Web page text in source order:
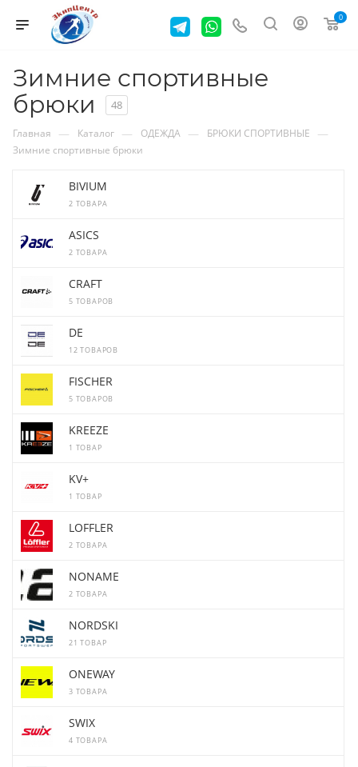
0
Зимние спортивные
брюки
48
Главная — Каталог — ОДЕЖДА — БРЮКИ СПОРТИВНЫЕ —
Зимние спортивные брюки
BIVIUM
2 ТОВАРА
ASICS
2 ТОВАРА
CRAFT
5 ТОВАРОВ
DE
12 ТОВАРОВ
FISCHER
5 ТОВАРОВ
KREEZE
1 ТОВАР
KV+
1 ТОВАР
LOFFLER
2 ТОВАРА
NONAME
2 ТОВАРА
NORDSKI
21 ТОВАР
ONEWAY
3 ТОВАРА
SWIX
4 ТОВАРА